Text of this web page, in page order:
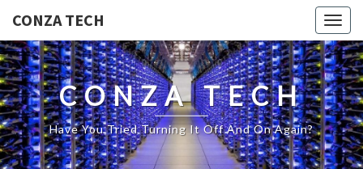
CONZA TECH
CONZA TECH
Have You Tried Turning It Off And On Again?